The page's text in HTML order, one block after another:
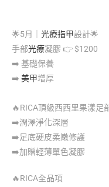
🌟5月｜ 光療指甲設計🌟
手部光療凝膠 👉 $1200
➡️ 基礎保養
➡️ 美甲增厚
🔥RICA頂級西西里果漾足
➡️潤澤淨化深層
➡️足底硬皮柔嫩修護
➡️加贈輕薄單色凝膠
🔥RICA全品項